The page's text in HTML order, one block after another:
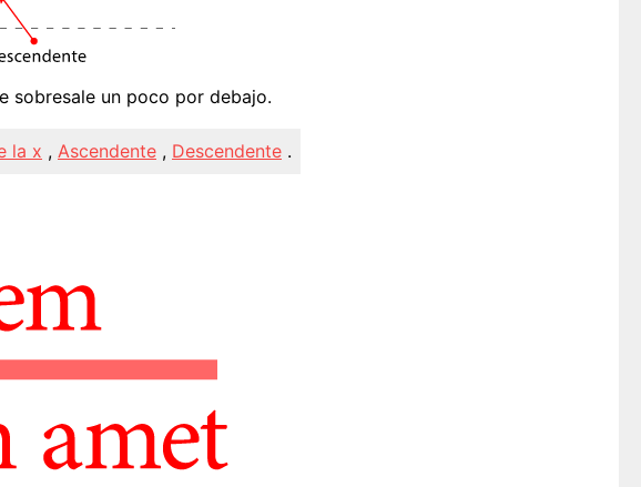
sobresale un poco por debajo.
la x , Ascendente , Descendente .